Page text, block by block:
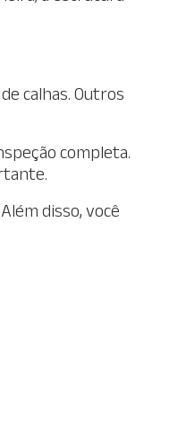
calhas. Outros
completa.
disso, você